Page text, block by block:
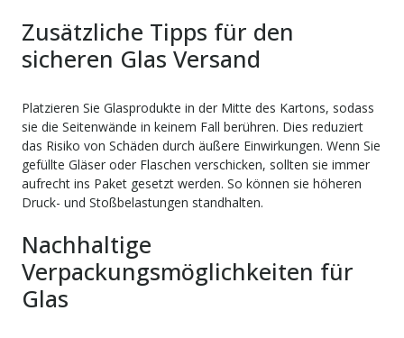
Zusätzliche Tipps für den
sicheren Glas Versand
Platzieren Sie Glasprodukte in der Mitte des Kartons, sodass
sie die Seitenwände in keinem Fall berühren. Dies reduziert
das Risiko von Schäden durch äußere Einwirkungen. Wenn Sie
gefüllte Gläser oder Flaschen verschicken, sollten sie immer
aufrecht ins Paket gesetzt werden. So können sie höheren
Druck- und Stoßbelastungen standhalten.
Nachhaltige
Verpackungsmöglichkeiten für
Glas